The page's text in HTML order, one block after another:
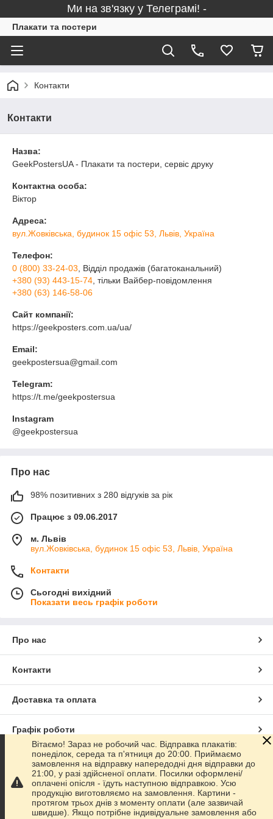
Ми на зв'язку у Телеграмі! -
Плакати та постери
Контакти
Контакти
Назва:
GeekPostersUA - Плакати та постери, сервіс друку
Контактна особа:
Віктор
Адреса:
вул.Жовківська, будинок 15 офіс 53, Львів, Україна
Телефон:
0 (800) 33-24-03 , Відділ продажів (багатоканальний)
+380 (93) 443-15-74 , тільки Вайбер-повідомлення
+380 (63) 146-58-06
Сайт компанії:
https://geekposters.com.ua/ua/
Email:
geekpostersua@gmail.com
Telegram:
https://t.me/geekpostersua
Instagram
@geekpostersua
Про нас
98% позитивних з 280 відгуків за рік
Працює з 09.06.2017
м. Львів
вул.Жовківська, будинок 15 офіс 53, Львів, Україна
Контакти
Сьогодні вихідний
Показати весь графік роботи
Про нас
Контакти
Доставка та оплата
Графік роботи
Повна версія сайту
Сайт створено на маркетплейсіProm.ua
Вітаємо! Зараз не робочий час. Відправка плакатів:
понеділок, середа та п'ятниця до 20:00. Приймаємо
замовлення на відправку напередодні дня відправки до
21:00, у разі здійсненої оплати. Посилки оформлені/
оплачені опісля - їдуть наступною відправкою. Усю
продукцію виготовляємо на замовлення. Картини -
протягом трьох днів з моменту оплати (але зазвичай
швидше). Якщо потрібне індивідуальне замовлення або